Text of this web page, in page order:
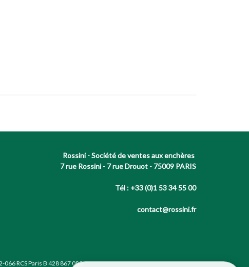
Rossini - Société de ventes aux enchères
7 rue Rossini - 7 rue Drouot - 75009 PARIS
Tél : +33 (0)1 53 34 55 00
contact@rossini.fr
RCS Paris B 428 867 089